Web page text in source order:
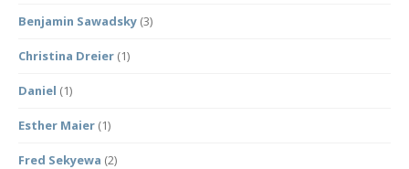
Benjamin Sawadsky (3)
Christina Dreier (1)
Daniel (1)
Esther Maier (1)
Fred Sekyewa (2)